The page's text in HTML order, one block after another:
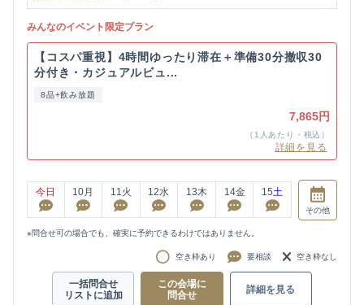
みんなのイベント限定プラン
【コスパ重視】4時間ゆったり滞在＋準備30分撤収30
分付き・カジュアルビュ...
8品+飲み放題
7,865円
（1人あたり・税込）
詳細を見る
今日 10月 11火 12水 13木 14金 15土
その他
※問合せ可の場合でも、確実に予約できるわけではありません。
空き枠あり 要相談 空き枠なし
一括問合せ
リストに追加
この会場に
問合せ
詳細を見る